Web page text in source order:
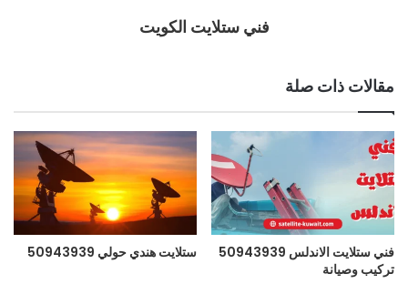
فني ستلايت الكويت
مقالات ذات صلة
فني ستلايت الاندلس 50943939
تركيب وصيانة
ستلايت هندي حولي 50943939